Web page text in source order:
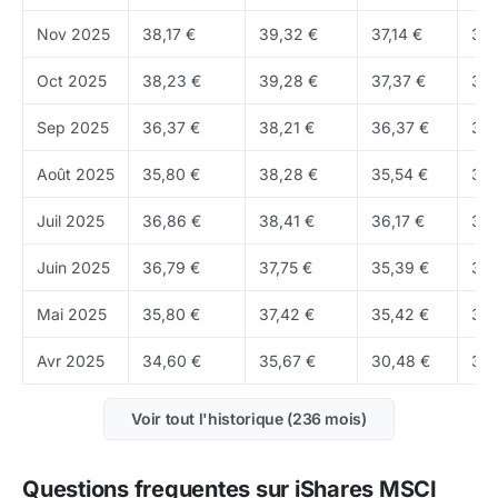
produit plus large ou plus concentré qu'il ne l'est
reste: profil de volatilité, rôle dans un portefeuille,
sensibilité macro et intérêt tactique ou patrimonial. Un
technologique, un ETF obligataire court terme ou un
produit exposé aux matières premières ne se
format coté est identique.
Comment lire le prix et la taille du fonds ?
mais la taille du véhicule compte aussi. La
Nov 2025 38,17 € 39,32 € 37,14 €
Oct 2025 38,23 € 39,28 € 37,37 €
Sep 2025 36,37 € 38,21 € 36,37 €
Août 2025 35,80 € 38,28 € 35,54 €
Juil 2025 36,86 € 38,41 € 36,17 €
Juin 2025 36,79 € 37,75 € 35,39 €
Mai 2025 35,80 € 37,42 € 35,42 €
Avr 2025 34,60 € 35,67 € 30,48 €
Voir tout l'historique (236 mois)
Questions frequentes sur iShares MSCI